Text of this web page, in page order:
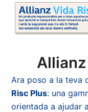
Ara poso a la teva
Risc Plus: una
orientada a ajudar